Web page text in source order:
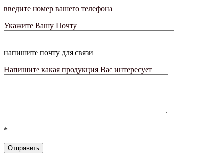
введите номер вашего телефона
Укажите Вашу Почту
напишите почту для связи
Напишите какая продукция Вас интересует
*